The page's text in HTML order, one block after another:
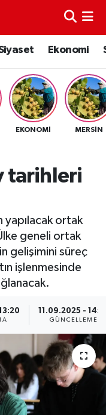
Ekonomi
EKONOMI MERSIN
tarihleri
yapılacak ortak
geneli ortak
gelişimini süreç
işlenmesinde
11.09.2025 -
GÜNCELLEME
ve Fikstür